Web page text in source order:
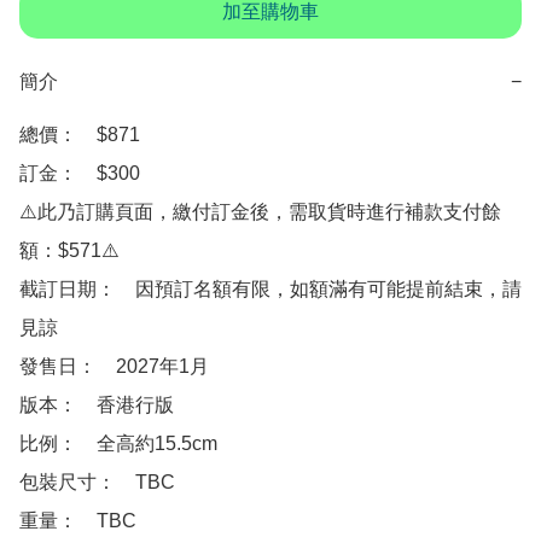
加至購物車
簡介 −
總價：　$871
訂金：　$300
⚠️此乃訂購頁面，繳付訂金後，需取貨時進行補款支付餘
額：$571⚠️
截訂日期：　因預訂名額有限，如額滿有可能提前結束，請
見諒
發售日：　2027年1月
版本：　香港行版
比例：　全高約15.5cm
包裝尺寸：　TBC
重量：　TBC